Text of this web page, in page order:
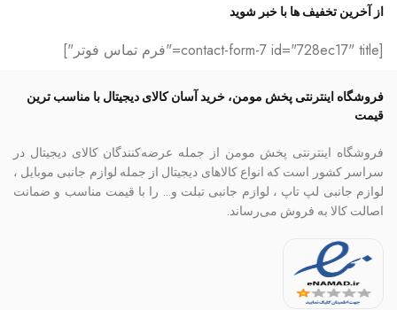
از آخرین تخفیف ها با خبر شوید
[contact-form-7 id="728ec17" title="فرم تماس فوتر"]
فروشگاه اینترنتی پخش مومن، خرید آسان کالای دیجیتال با مناسب ترین
قیمت
فروشگاه اینترنتی پخش مومن از جمله عرضه‌کنندگان کالای دیجیتال در
سراسر کشور است که انواع کالاهای دیجیتال از جمله لوازم جانبی موبایل ،
لوازم جانبی لپ تاپ ، لوازم جانبی تبلت و… را با قیمت مناسب و ضمانت
اصالت کالا به فروش می‌رساند.